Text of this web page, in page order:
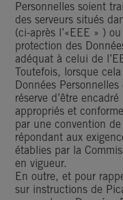
Personnelles soient
des serveurs situés
(ci-après l’«EEE » )
protection des
adéquat à celui de
Toutefois, lorsque
Données
réserve d’être
appropriés et
par une convention
répondant aux
établies par la
en vigueur.
En outre, et pour
sur instructions de